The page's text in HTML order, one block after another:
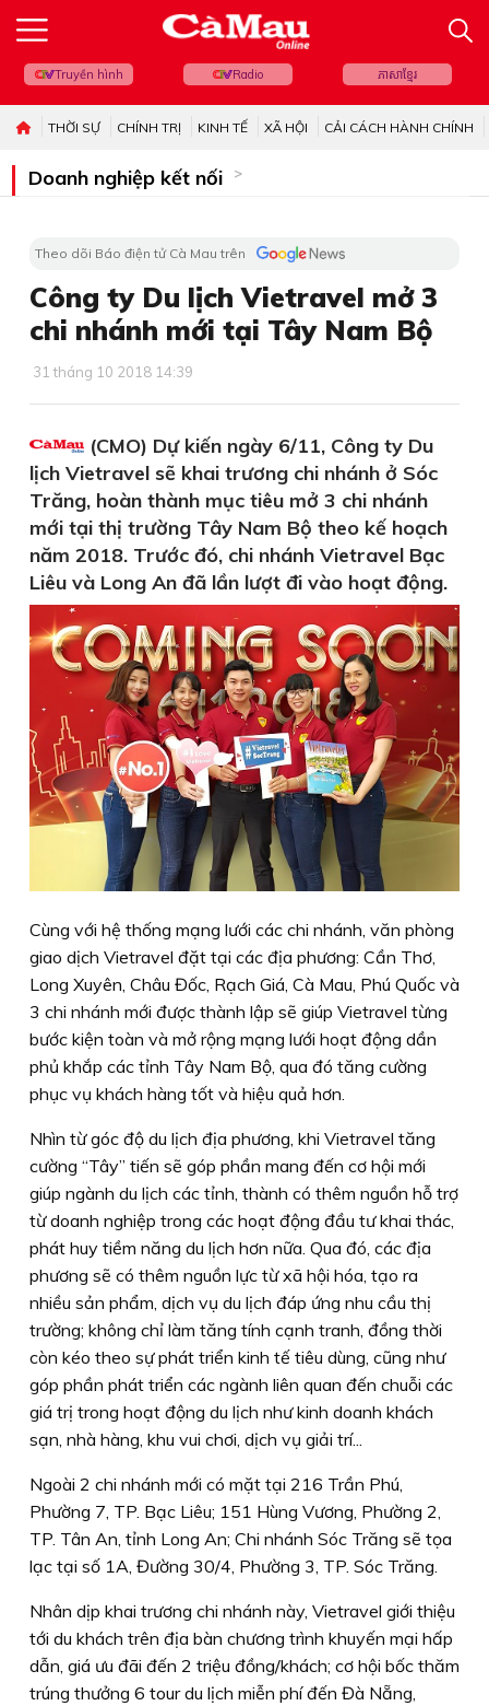
Truyền hình Radio ភាសាខ្មែរ
THỜI SỰ CHÍNH TRỊ KINH TẾ XÃ HỘI CẢI CÁCH HÀNH CHÍNH
Doanh nghiệp kết nối
Theo dõi Báo điện tử Cà Mau trên
Công ty Du lịch Vietravel mở 3
chi nhánh mới tại Tây Nam Bộ
31 tháng 10 2018 14:39
(CMO) Dự kiến ngày 6/11, Công ty Du
lịch Vietravel sẽ khai trương chi nhánh ở Sóc
Trăng, hoàn thành mục tiêu mở 3 chi nhánh
mới tại thị trường Tây Nam Bộ theo kế hoạch
năm 2018. Trước đó, chi nhánh Vietravel Bạc
Liêu và Long An đã lần lượt đi vào hoạt động.
Cùng với hệ thống mạng lưới các chi nhánh, văn phòng
giao dịch Vietravel đặt tại các địa phương: Cần Thơ,
Long Xuyên, Châu Đốc, Rạch Giá, Cà Mau, Phú Quốc và
3 chi nhánh mới được thành lập sẽ giúp Vietravel từng
bước kiện toàn và mở rộng mạng lưới hoạt động dần
phủ khắp các tỉnh Tây Nam Bộ, qua đó tăng cường
phục vụ khách hàng tốt và hiệu quả hơn.
Nhìn từ góc độ du lịch địa phương, khi Vietravel tăng
cường “Tây” tiến sẽ góp phần mang đến cơ hội mới
giúp ngành du lịch các tỉnh, thành có thêm nguồn hỗ trợ
từ doanh nghiệp trong các hoạt động đầu tư khai thác,
phát huy tiềm năng du lịch hơn nữa. Qua đó, các địa
phương sẽ có thêm nguồn lực từ xã hội hóa, tạo ra
nhiều sản phẩm, dịch vụ du lịch đáp ứng nhu cầu thị
trường; không chỉ làm tăng tính cạnh tranh, đồng thời
còn kéo theo sự phát triển kinh tế tiêu dùng, cũng như
góp phần phát triển các ngành liên quan đến chuỗi các
giá trị trong hoạt động du lịch như kinh doanh khách
sạn, nhà hàng, khu vui chơi, dịch vụ giải trí...
Ngoài 2 chi nhánh mới có mặt tại 216 Trần Phú,
Phường 7, TP. Bạc Liêu; 151 Hùng Vương, Phường 2,
TP. Tân An, tỉnh Long An; Chi nhánh Sóc Trăng sẽ tọa
lạc tại số 1A, Đường 30/4, Phường 3, TP. Sóc Trăng.
Nhân dịp khai trương chi nhánh này, Vietravel giới thiệu
tới du khách trên địa bàn chương trình khuyến mại hấp
dẫn, giá ưu đãi đến 2 triệu đồng/khách; cơ hội bốc thăm
trúng thưởng 6 tour du lịch miễn phí đến Đà Nẵng,